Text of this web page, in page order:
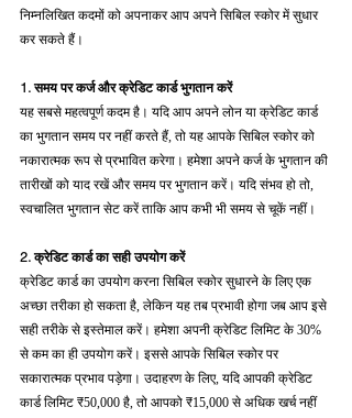
निम्नलिखित कदमों को अपनाकर आप अपने सिबिल स्कोर में सुधार
कर सकते हैं।
1. समय पर कर्ज और क्रेडिट कार्ड भुगतान करें
यह सबसे महत्वपूर्ण कदम है। यदि आप अपने लोन या क्रेडिट कार्ड
का भुगतान समय पर नहीं करते हैं, तो यह आपके सिबिल स्कोर को
नकारात्मक रूप से प्रभावित करेगा। हमेशा अपने कर्ज के भुगतान की
तारीखों को याद रखें और समय पर भुगतान करें। यदि संभव हो तो,
स्वचालित भुगतान सेट करें ताकि आप कभी भी समय से चूकें नहीं।
2. क्रेडिट कार्ड का सही उपयोग करें
क्रेडिट कार्ड का उपयोग करना सिबिल स्कोर सुधारने के लिए एक
अच्छा तरीका हो सकता है, लेकिन यह तब प्रभावी होगा जब आप इसे
सही तरीके से इस्तेमाल करें। हमेशा अपनी क्रेडिट लिमिट के 30%
से कम का ही उपयोग करें। इससे आपके सिबिल स्कोर पर
सकारात्मक प्रभाव पड़ेगा। उदाहरण के लिए, यदि आपकी क्रेडिट
कार्ड लिमिट ₹50,000 है, तो आपको ₹15,000 से अधिक खर्च नहीं